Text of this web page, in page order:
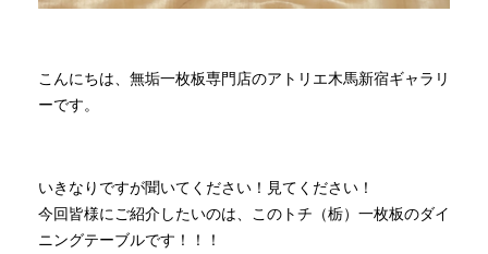
納品事例
INFORMATION
よくあるご質問
こんにちは、無垢一枚板専門店のアトリエ木馬新宿ギャラリ
ーです。
いきなりですが聞いてください！見てください！
今回皆様にご紹介したいのは、このトチ（栃）一枚板のダイ
ニングテーブルです！！！